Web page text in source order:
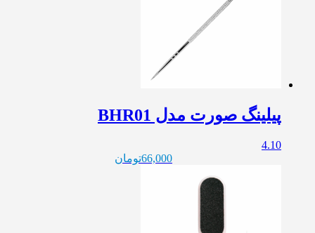
پیلینگ صورت مدل BHR01
4.10
66,000تومان